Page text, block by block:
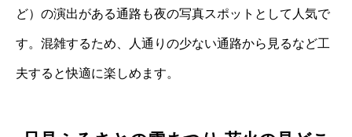
ど）の演出がある通路も夜の写真スポットとして人気で
す。混雑するため、人通りの少ない通路から見るなど工
夫すると快適に楽しめます。